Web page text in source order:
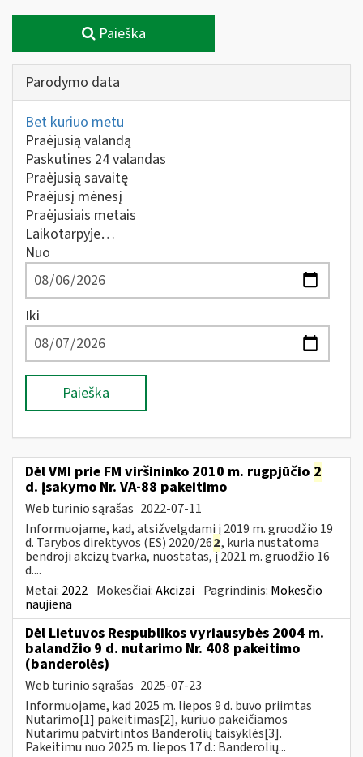
Paieška
Parodymo data
Bet kuriuo metu
Praėjusią valandą
Paskutines 24 valandas
Praėjusią savaitę
Praėjusį mėnesį
Praėjusiais metais
Laikotarpyje…
Nuo
Iki
Paieška
Dėl VMI prie FM viršininko 2010 m. rugpjūčio 2
d. įsakymo Nr. VA-88 pakeitimo
Web turinio sąrašas 2022-07-11
Informuojame, kad, atsižvelgdami į 2019 m. gruodžio 19
d. Tarybos direktyvos (ES) 2020/262, kuria nustatoma
bendroji akcizų tvarka, nuostatas, į 2021 m. gruodžio 16
d....
Metai: 2022 Mokesčiai:Akcizai Pagrindinis: Mokesčio
naujiena
Dėl Lietuvos Respublikos vyriausybės 2004 m.
balandžio 9 d. nutarimo Nr. 408 pakeitimo
(banderolės)
Web turinio sąrašas 2025-07-23
Informuojame, kad 2025 m. liepos 9 d. buvo priimtas
Nutarimo[1] pakeitimas[2], kuriuo pakeičiamos
Nutarimu patvirtintos Banderolių taisyklės[3].
Pakeitimu nuo 2025 m. liepos 17 d.: Banderolių...